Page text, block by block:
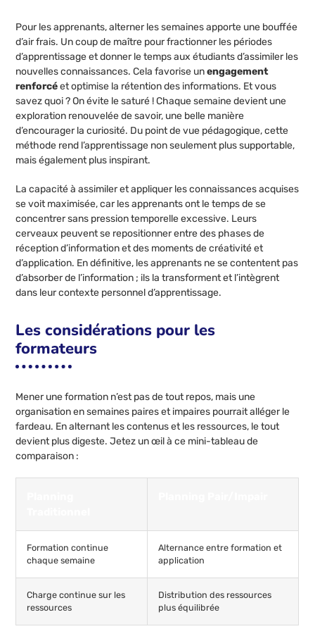
Pour les apprenants, alterner les semaines apporte une bouffée
d’air frais. Un coup de maître pour fractionner les périodes
d’apprentissage et donner le temps aux étudiants d’assimiler les
nouvelles connaissances. Cela favorise unengagement
renforcéet optimise la rétention des informations. Et vous
savez quoi ? On évite le saturé ! Chaque semaine devient une
exploration renouvelée de savoir, une belle manière
d’encourager la curiosité. Du point de vue pédagogique, cette
méthode rend l’apprentissage non seulement plus supportable,
mais également plus inspirant.
La capacité à assimiler et appliquer les connaissances acquises
se voit maximisée, car les apprenants ont le temps de se
concentrer sans pression temporelle excessive. Leurs
cerveaux peuvent se repositionner entre des phases de
réception d’information et des moments de créativité et
d’application. En définitive, les apprenants ne se contentent pas
d’absorber de l’information ; ils la transforment et l’intègrent
dans leur contexte personnel d’apprentissage.
Les considérations pour les
formateurs
Mener une formation n’est pas de tout repos, mais une
organisation en semaines paires et impaires pourrait alléger le
fardeau. En alternant les contenus et les ressources, le tout
devient plus digeste. Jetez un œil à ce mini-tableau de
comparaison :
Formation continue
chaque semaine
Alternance entre formation et
application
Charge continue sur les
ressources
Distribution des ressources
plus équilibrée